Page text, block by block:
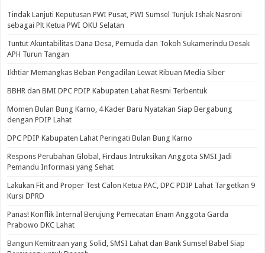
Tindak Lanjuti Keputusan PWI Pusat, PWI Sumsel Tunjuk Ishak Nasroni
sebagai Plt Ketua PWI OKU Selatan
Tuntut Akuntabilitas Dana Desa, Pemuda dan Tokoh Sukamerindu Desak
APH Turun Tangan
Ikhtiar Memangkas Beban Pengadilan Lewat Ribuan Media Siber
BBHR dan BMI DPC PDIP Kabupaten Lahat Resmi Terbentuk
Momen Bulan Bung Karno, 4 Kader Baru Nyatakan Siap Bergabung
dengan PDIP Lahat
DPC PDIP Kabupaten Lahat Peringati Bulan Bung Karno
Respons Perubahan Global, Firdaus Intruksikan Anggota SMSI Jadi
Pemandu Informasi yang Sehat
Lakukan Fit and Proper Test Calon Ketua PAC, DPC PDIP Lahat Targetkan 9
Kursi DPRD
Panas! Konflik Internal Berujung Pemecatan Enam Anggota Garda
Prabowo DKC Lahat
Bangun Kemitraan yang Solid, SMSI Lahat dan Bank Sumsel Babel Siap